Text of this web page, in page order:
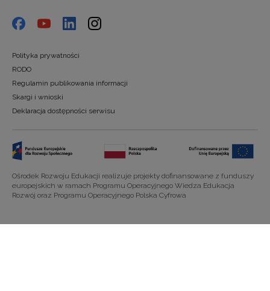
Polityka prywatności
RODO
Regulamin publikowania informacji
Skargi i wnioski
Deklaracja dostępności serwisu
Ośrodek Rozwoju Edukacji realizuje projekty dofinansowane z funduszy
europejskich w ramach Programu Operacyjnego Wiedza Edukacja
Rozwój oraz Programu Operacyjnego Polska Cyfrowa